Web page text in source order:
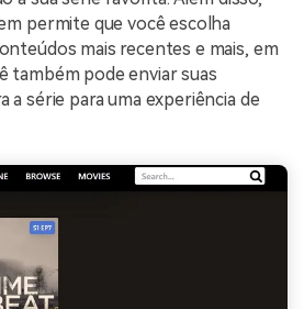
permite que você escolha
mais recentes e mais, em
também pode enviar suas
a série para uma experiência de